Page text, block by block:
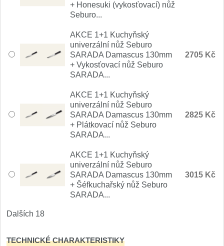
Nože Samura MO-V 4
Nože Samura Bamboo 1
Ostřiče nožů V-Sharp
6
+ Honesuki (vykosťovací) nůž
Seburo...
AKCE 1+1 Kuchyňský
univerzální nůž Seburo
SARADA Damascus 130mm
+ Vykosťovací nůž Seburo
SARADA...
2705 Kč
AKCE 1+1 Kuchyňský
univerzální nůž Seburo
SARADA Damascus 130mm
+ Plátkovací nůž Seburo
SARADA...
2825 Kč
AKCE 1+1 Kuchyňský
univerzální nůž Seburo
SARADA Damascus 130mm
+ Šéfkuchařský nůž Seburo
SARADA...
3015 Kč
Dalších 18
TECHNICKÉ CHARAKTERISTIKY